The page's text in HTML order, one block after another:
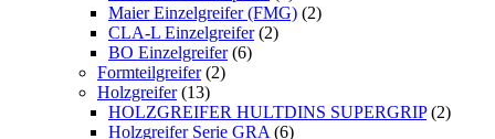
Maier Einzelgreifer (FMG) (2)
CLA-L Einzelgreifer (2)
BO Einzelgreifer (6)
Formteilgreifer (2)
Holzgreifer (13)
HOLZGREIFER HULTDINS SUPERGRIP (2)
Holzgreifer Serie GRA (6)